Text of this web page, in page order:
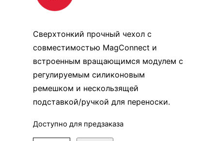
Сверхтонкий прочный чехол с
совместимостью MagConnect и
встроенным вращающимся модулем с
регулируемым силиконовым
ремешком и нескользящей
подставкой/ручкой для переноски.
Доступно для предзаказа